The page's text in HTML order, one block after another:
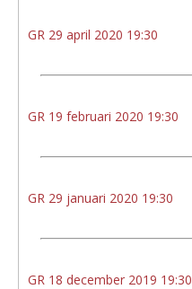
GR 29 april 2020 19:30
GR 19 februari 2020 19:30
GR 29 januari 2020 19:30
GR 18 december 2019 19:30